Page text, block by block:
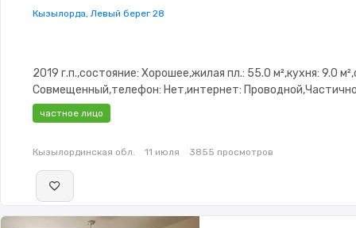
Кызылорда, Левый берег 28
2019 г.п.,состояние: Хорошее,жилая пл.: 55.0 м²,кухня: 9.0
Совмещенный,телефон: Нет,интернет:
меблирована,Частично меблирована,паркинг:
окнах,Домофон,Неугловая,Улучшенная
частное лицо
Кызылординская обл. 11 июля 3855 просмотров